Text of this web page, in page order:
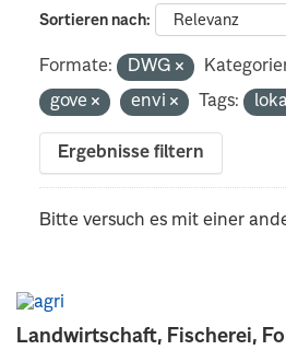
Landwirtschaft, Fischerei,
Sortieren nach
Formate: DWG
gove
envi Tags:
Ergebnisse filtern
Bitte versuch es mit einer